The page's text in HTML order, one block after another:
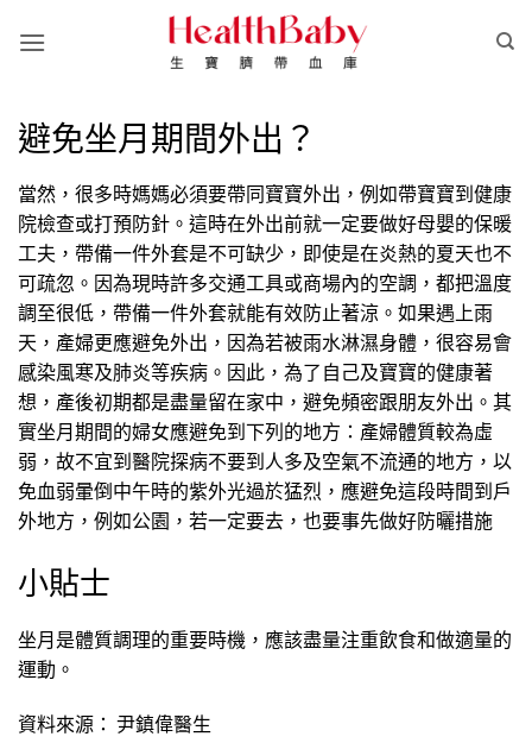
避免坐月期間外出？
當然，很多時媽媽必須要帶同寶寶外出，例如帶寶寶到健康
院檢查或打預防針。這時在外出前就一定要做好母嬰的保暖
工夫，帶備一件外套是不可缺少，即使是在炎熱的夏天也不
可疏忽。因為現時許多交通工具或商場內的空調，都把溫度
調至很低，帶備一件外套就能有效防止著涼。如果遇上雨
天，產婦更應避免外出，因為若被雨水淋濕身體，很容易會
感染風寒及肺炎等疾病。因此，為了自己及寶寶的健康著
想，產後初期都是盡量留在家中，避免頻密跟朋友外出。其
實坐月期間的婦女應避免到下列的地方：​產婦體質較為虛
弱，故不宜到醫院探病不要到人多及空氣不流通的地方，以
免血弱暈倒中午時的紫外光過於猛烈，應避免這段時間到戶
外地方，例如公園，若一定要去，也要事先做好防曬措施
小貼士
坐月是體質調理的重要時機，應該盡量注重飲食和做適量的
運動。
資料來源： 尹鎮偉醫生